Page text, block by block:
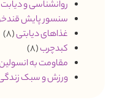
روانشناسی و دیابت
سنسور پایش
غذاهای دیابتی(8)
کبدچرب(8)
مقاومت به
ورزش و سبک